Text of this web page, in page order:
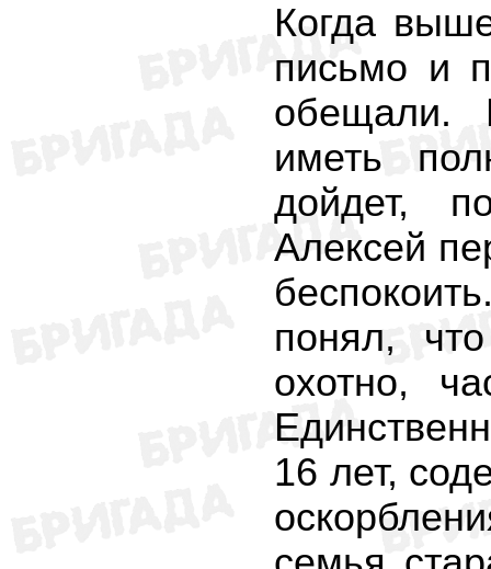
Когда
письмо и
обещали.
иметь
дойдет,
Алексей
понял,
охотно,
16 лет,